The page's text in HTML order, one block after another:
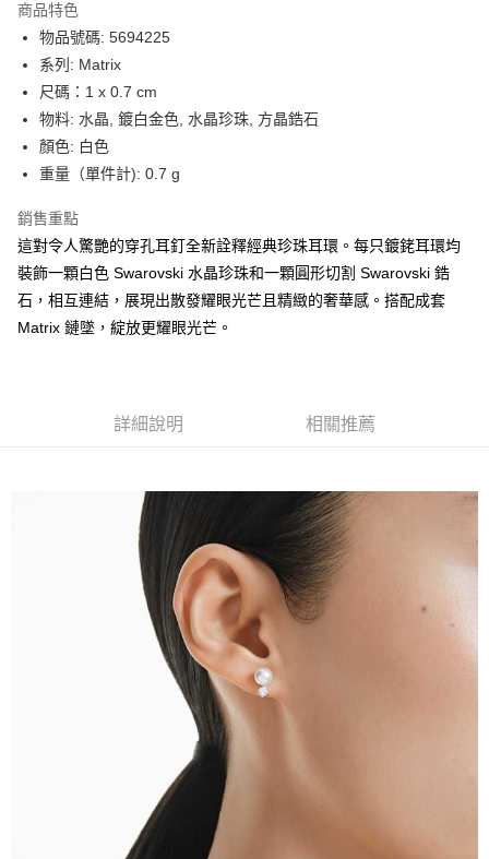
Google Pay
全盈+PAY
大哥付你分期
相關說明
【大哥付你分期使用說明】
1.本服務由台灣大哥大提供，台灣大哥大用戶可立即使用無須另外申請。
流程，驗證手機門號後，選擇欲分期的期數、繳款截止日，確認付款後即完
成交易。
3.實際核准額度、可分期數及費用金額請依後續交易確認頁面所載為準。
4.訂單成立30分鐘內，如未前往確認交易或遇審核未通過，訂單將自動取
消。如遇「轉專審核」未通過狀況，表示未達大哥付你分期系統評分，恕無
法說明評估內容。
【繳款方式說明】
買賣價金債權讓與本公司後，依約使用本公司帳單繳交帳款。
2.基於同意付款使用「大哥付你分期」之契約關係目的，商店將以您的個人
資料（包含姓名、電話或地址）提供予台灣大哥大進項蒐集、處理及利用，
由本公司與您本人進行分期帳單所需資料之確認、核對及更正。
3.完整用戶服務條款，請詳閱以下連結：
https://oppay.tw/userRule
AFTEE先享後付
【關於「AFTEE先享後付」】
AFTEE先享後付是「在收到商品之後才付款」的支付方式。 讓您購物簡單
１．簡單：不需註冊會員、不需綁卡、不需儲值。
２．便利：只要手機號碼，簡訊認證，即可結帳。
３．安心：先確認商品／服務後，再付款。
２．訂單成立數日內，您將收到繳費通知簡訊。
３．收到繳費通知簡訊後14天內，點擊此簡訊中的連結，可透過四大超商／
購買商品的店家。未經商家同意取消之訂單仍視為有效，需透過AFTEE先享
後付繳納相關費用。
※ 交易是否成功請以「AFTEE先享後付 」之結帳頁面顯示為準，若有關於
是否繳費成功／繳費後需取消欲退款等相關疑問，請聯繫「AFTEE先享後付
https://netprotections.freshdesk.com/support/home
１．透過由恩沛科技股份有限公司提供之「AFTEE先享後付」服務完成之交
易，需依本服務之必要範圍內提供個人資料，並將交易相關給付款項請求債
權轉讓予恩沛科技股份有限公司。
２．關於個人資料處理事宜，請瀏覽以下網址：
https://aftee.tw/terms/#terms3
３．未成年的使用者請事先徵得法定代理人或監護人之同意方可使用
「AFTEE先享後付」，若未經同意申辦者引起之損失，本公司不負相關責
４．使用「AFTEE先享後付」時，將依據個別帳號之用戶狀況，依本公司即
時審查核予不同之上限額度；若仍有額度不足之情形，本公司將視審查結果
請求用戶進行身份認證。
５．嚴禁一人註冊多個帳號或使用他人資訊註冊。若發現惡意使用之情形，
ATM付款
運送方式
付款後全家取貨
每筆NT$70，滿NT$899(含以上)免運費
每筆NT$100，滿NT$1,000(含以上)免運費
京站台北店客服中心(1F星巴克旁) 即日起不提供京站紙袋，取件時
請自備購物袋，若需購買紙袋可現場詢問
商品特色
物品號碼: 5694225
系列: Matrix
尺碼：1 x 0.7 cm
物料: 水晶, 鍍白金色, 水晶珍珠, 方晶鋯石
顏色: 白色
重量（單件計): 0.7 g
銷售重點
這對令人驚艷的穿孔耳釘全新詮釋經典珍珠耳環。每只鍍銠耳環均
裝飾一顆白色 Swarovski 水晶珍珠和一顆圓形切割 Swarovski 鋯
石，相互連結，展現出散發耀眼光芒且精緻的奢華感。搭配成套
Matrix 鏈墜，綻放更耀眼光芒。
詳細說明 相關推薦